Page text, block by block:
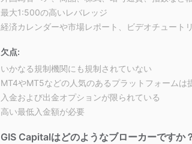
最大1:500の高いレバレッジ
経済カレンダーや市場レポート、ビデオチュート
欠点:
いかなる規制機関にも規制されていない
MT4やMT5などの人気のあるプラットフォームは
入金および出金オプションが限られている
高い最低入金額が必要
GIS Capitalはどのようなブローカーですか